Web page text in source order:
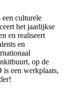
culturele
het jaarlijkse
en realiseert
en
op de
is een werkplaats,